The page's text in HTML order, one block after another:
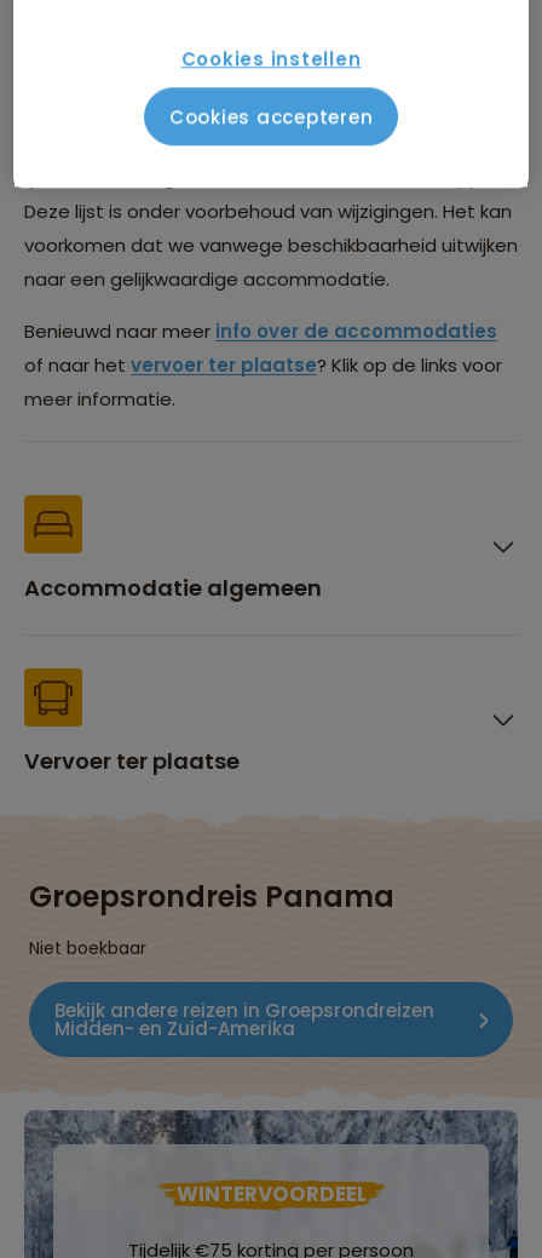
Verblijf & vervoer
Hieronder volgt een selectie van de accommodaties
die we gebruiken tijdens deze reis. De meest actuele
Deze lijst is onder voorbehoud van wijzigingen. Het kan
voorkomen dat we vanwege beschikbaarheid uitwijken
naar een gelijkwaardige accommodatie.
Benieuwd naar meer info over de accommodaties
of naar het vervoer ter plaatse? Klik op de links voor
meer informatie.
Accommodatie algemeen
Vervoer ter plaatse
Groepsrondreis Panama
Niet boekbaar
Bekijk andere reizen in Groepsrondreizen
Midden- en Zuid-Amerika
WINTERVOORDEEL
Tijdelijk €75 korting per persoon
Cookies instellen
Cookies accepteren